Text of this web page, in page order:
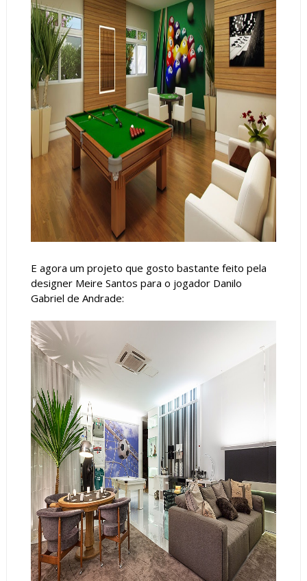
E agora um projeto que gosto bastante feito pela
designer Meire Santos para o jogador Danilo
Gabriel de Andrade: